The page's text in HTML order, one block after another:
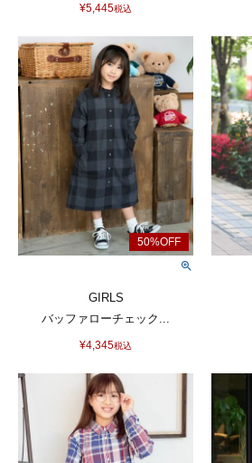
¥5,445税込
GIRLS
バッファローチェック...
¥4,345税込